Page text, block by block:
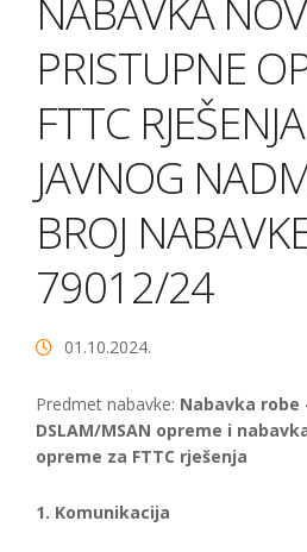
NABAVKA
PRISTUPNE
FTTC
JAVNOG
BROJ
79012/24
01.10.2024.
Predmet nabavke: Nabavka
DSLAM/MSAN opreme i
opreme za FTTC rješenja
1. Komunikacija